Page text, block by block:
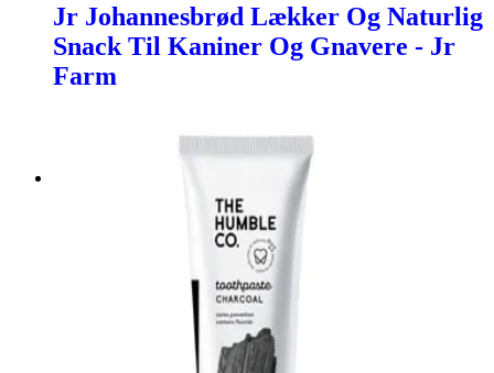
Jr Johannesbrød Lækker Og Naturlig
Snack Til Kaniner Og Gnavere - Jr
Farm